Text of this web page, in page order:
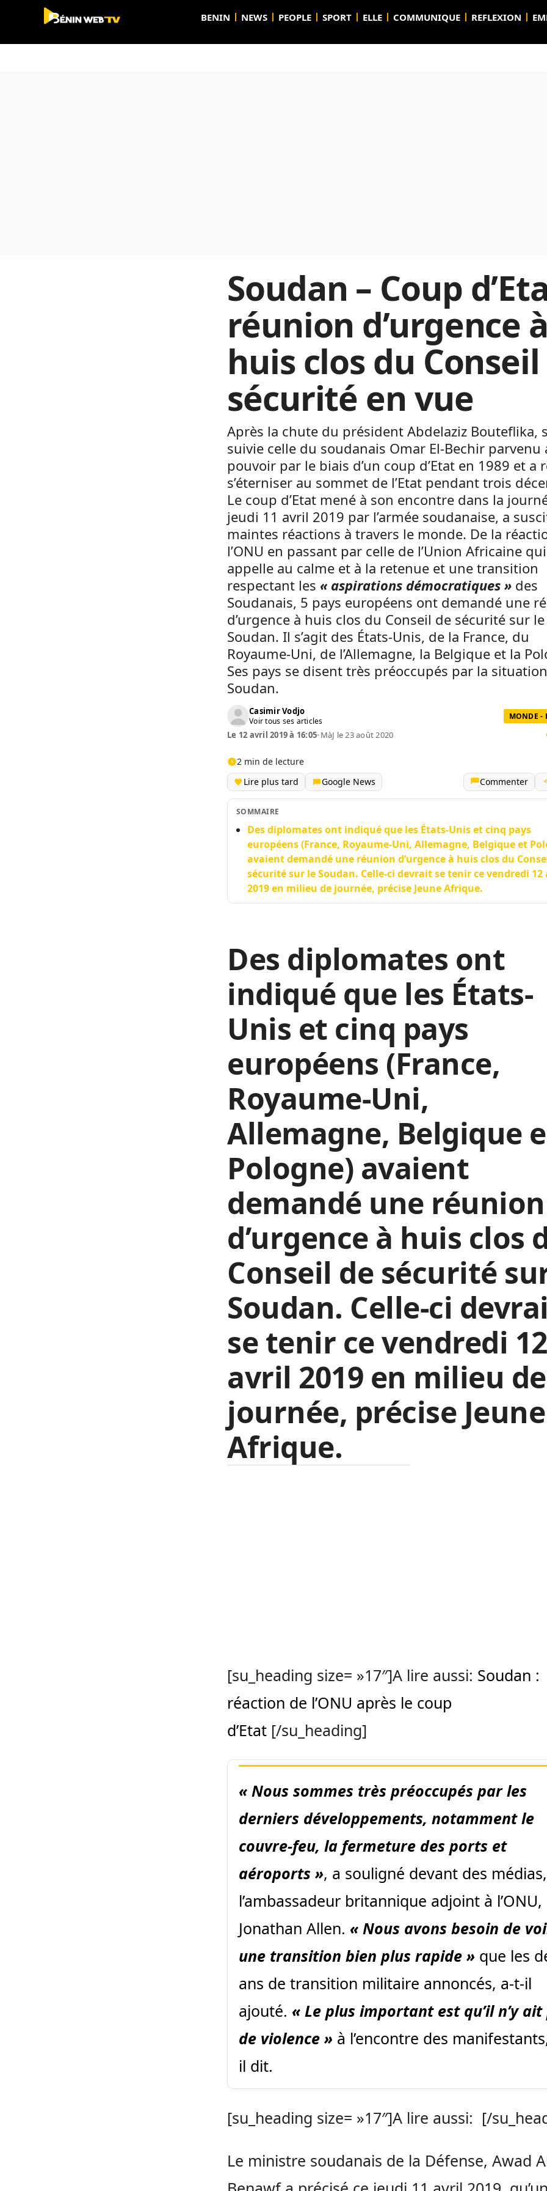
BENIN NEWS PEOPLE SPORT ELLE COMMUNIQUE REFLEXION
Soudan – Coup
réunion d’urgence à
huis clos du
sécurité en vue
Après la chute du président Abdelaziz Bouteflika,
suivie celle du soudanais Omar El-Bechir parvenu
pouvoir par le biais d’un coup d’Etat en 1989 et a
s’éterniser au sommet de l’Etat pendant trois
Le coup d’Etat mené à son encontre dans la
jeudi 11 avril 2019 par l’armée soudanaise, a
maintes réactions à travers le monde. De la
l’ONU en passant par celle de l’Union Africaine qui
appelle au calme et à la retenue et une transition
respectant les « aspirations démocratiques » des
Soudanais, 5 pays européens ont demandé une
d’urgence à huis clos du Conseil de sécurité sur le
Soudan. Il s’agit des États-Unis, de la France, du
Royaume-Uni, de l’Allemagne, la Belgique et la
Ses pays se disent très préoccupés par la
Soudan.
Casimir Vodjo
Voir tous ses articles MONDE -
Le 12 avril 2019 à 16:05•MàJ le 23 août 2020
2 min de lecture
Lire plus tard
Google News Commenter
SOMMAIRE
Des diplomates ont indiqué que les États-Unis et cinq pays
européens (France, Royaume-Uni, Allemagne, Belgique et
avaient demandé une réunion d’urgence à huis clos du
sécurité sur le Soudan. Celle-ci devrait se tenir ce vendredi 12
2019 en milieu de journée, précise Jeune Afrique.
Des diplomates ont
indiqué que les États-
Unis et cinq pays
européens (France,
Royaume-Uni,
Allemagne, Belgique
Pologne) avaient
demandé une réunion
d’urgence à huis clos
Conseil de sécurité
Soudan. Celle-ci
se tenir ce vendredi 12
avril 2019 en milieu de
journée, précise Jeune
Afrique.
[su_heading size= »17″]A lire aussi: Soudan :
réaction de l’ONU après le coup
d’Etat [/su_heading]
« Nous sommes très préoccupés par les
derniers développements, notamment le
couvre-feu, la fermeture des ports et
aéroports », a souligné devant des médias,
l’ambassadeur britannique adjoint à l’ONU,
Jonathan Allen. « Nous avons besoin de
une transition bien plus rapide » que les
ans de transition militaire annoncés, a-t-il
ajouté. « Le plus important est qu’il n’y
de violence » à l’encontre des
il dit.
[su_heading size= »17″]A lire aussi: [/
Le ministre soudanais de la Défense, Awad